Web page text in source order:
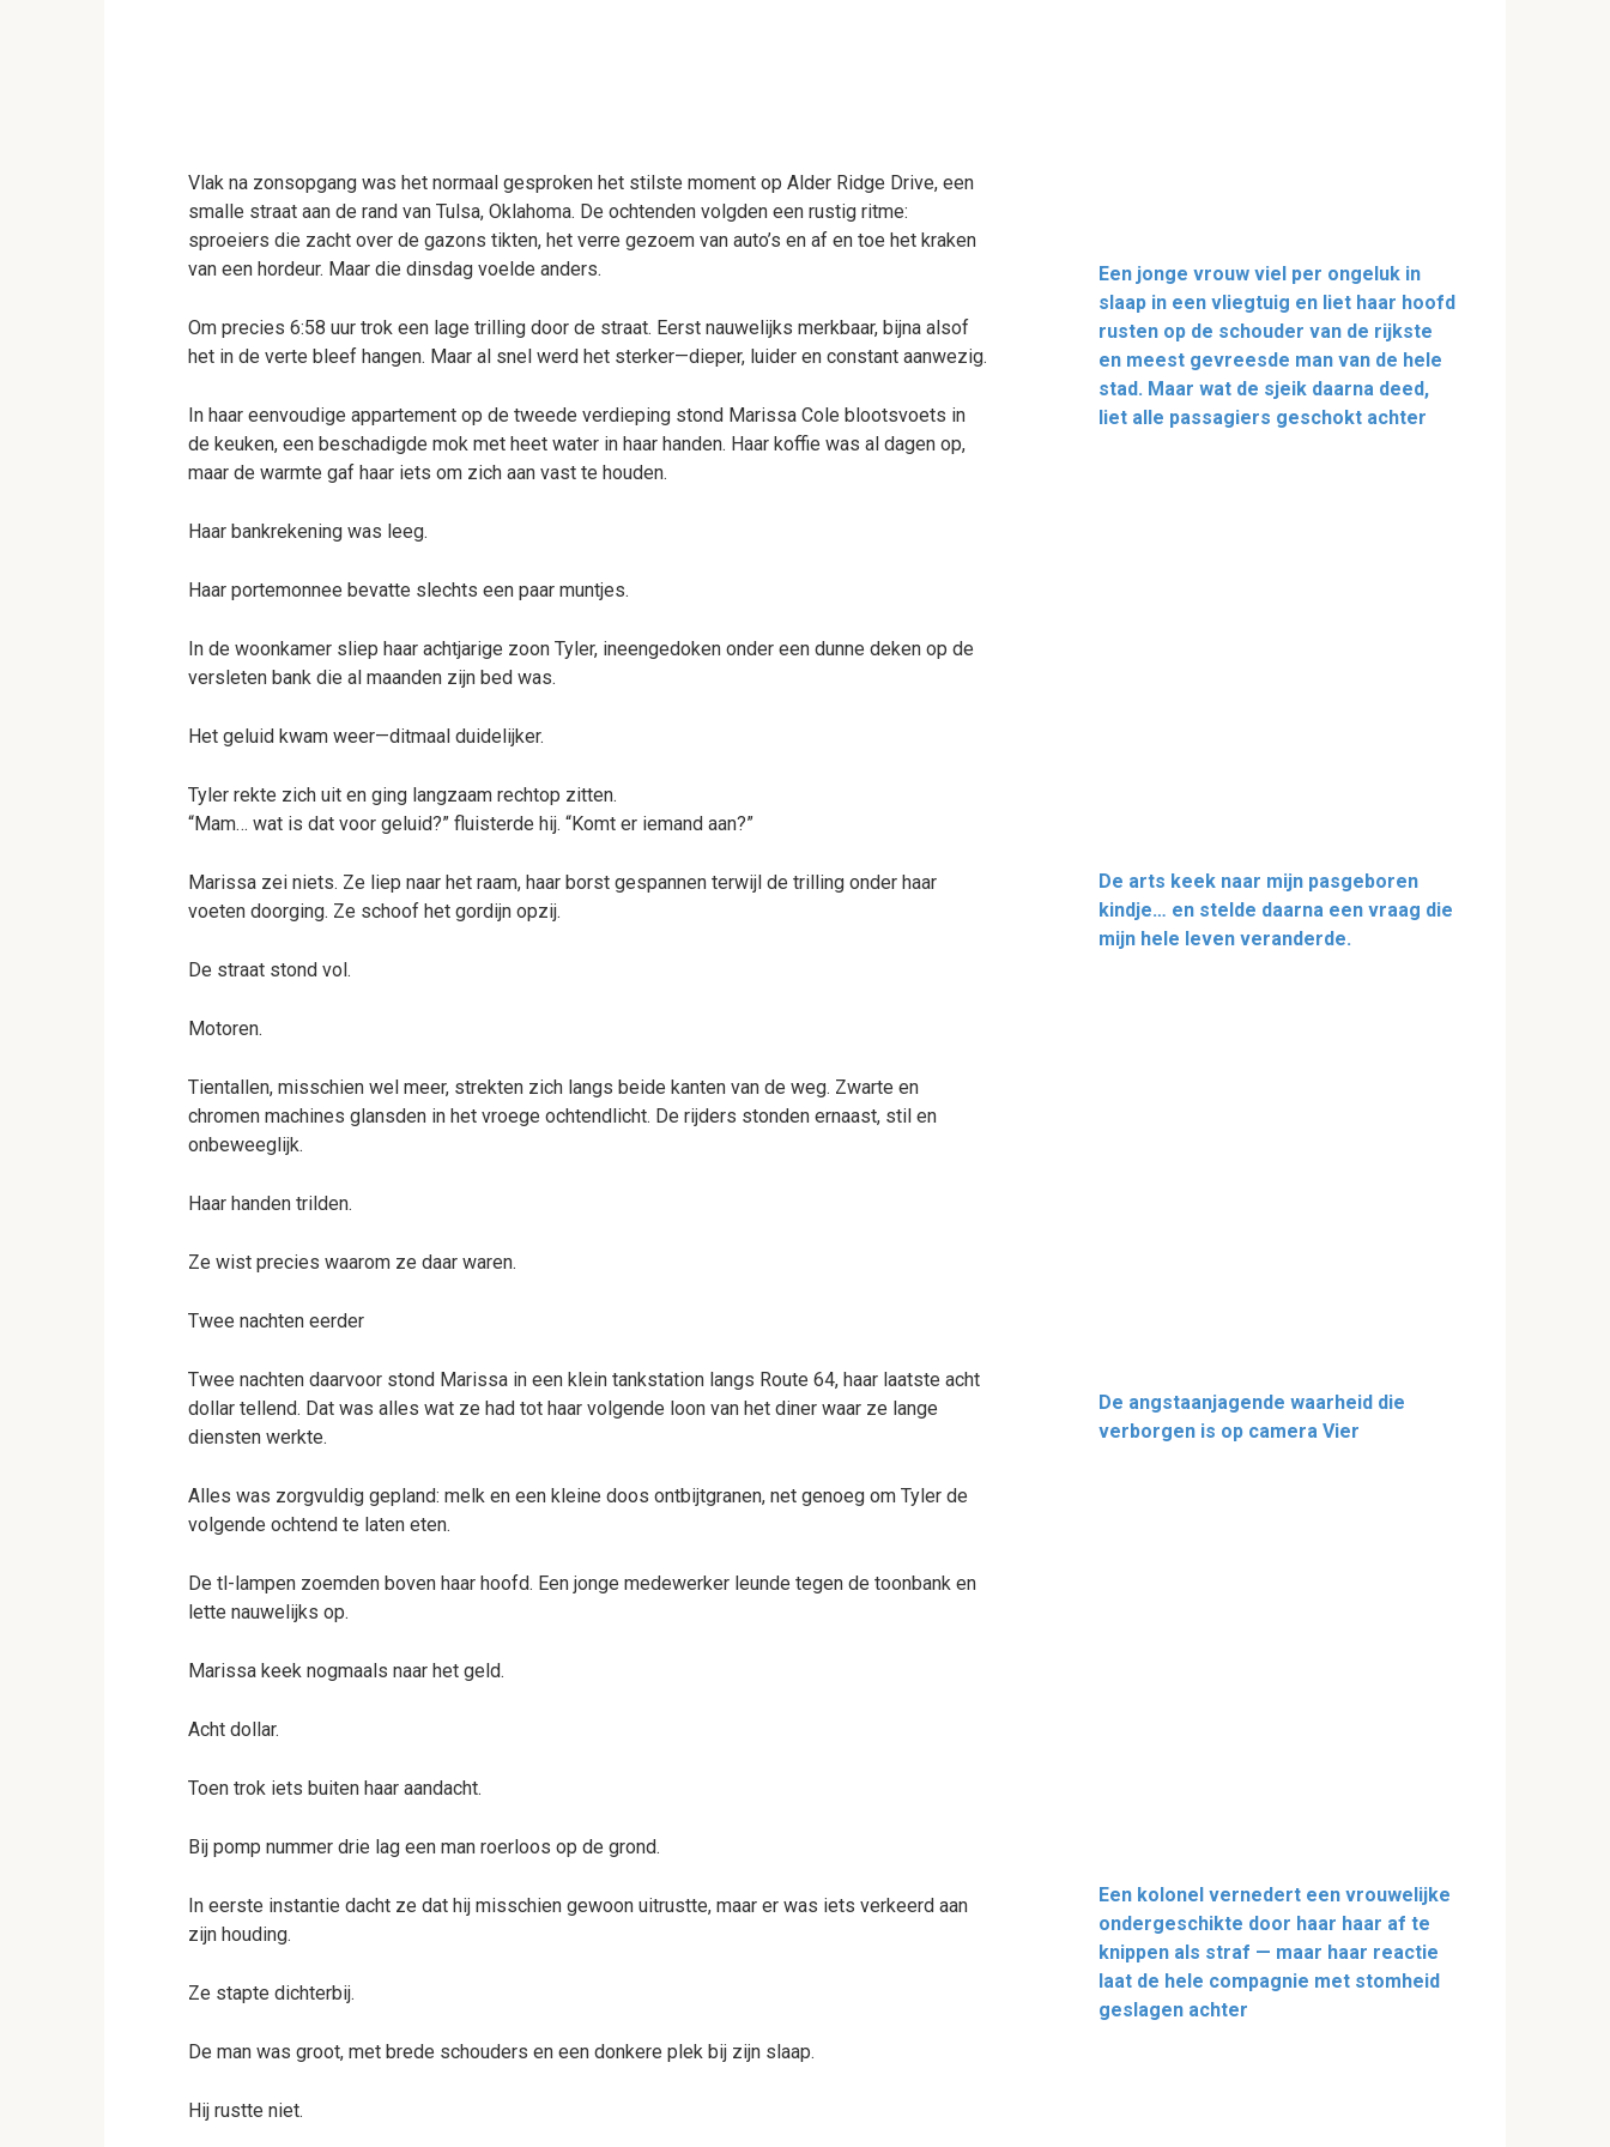
Vlak na zonsopgang was het normaal gesproken het stilste moment op Alder Ridge Drive, een
smalle straat aan de rand van Tulsa, Oklahoma. De ochtenden volgden een rustig ritme:
sproeiers die zacht over de gazons tikten, het verre gezoem van auto’s en af en toe het kraken
van een hordeur. Maar die dinsdag voelde anders.
Om precies 6:58 uur trok een lage trilling door de straat. Eerst nauwelijks merkbaar, bijna alsof
het in de verte bleef hangen. Maar al snel werd het sterker—dieper, luider en constant aanwezig.
In haar eenvoudige appartement op de tweede verdieping stond Marissa Cole blootsvoets in
de keuken, een beschadigde mok met heet water in haar handen. Haar koffie was al dagen op,
maar de warmte gaf haar iets om zich aan vast te houden.
Haar bankrekening was leeg.
Haar portemonnee bevatte slechts een paar muntjes.
In de woonkamer sliep haar achtjarige zoon Tyler, ineengedoken onder een dunne deken op de
versleten bank die al maanden zijn bed was.
Het geluid kwam weer—ditmaal duidelijker.
Tyler rekte zich uit en ging langzaam rechtop zitten.
“Mam… wat is dat voor geluid?” fluisterde hij. “Komt er iemand aan?”
Marissa zei niets. Ze liep naar het raam, haar borst gespannen terwijl de trilling onder haar
voeten doorging. Ze schoof het gordijn opzij.
De straat stond vol.
Motoren.
Tientallen, misschien wel meer, strekten zich langs beide kanten van de weg. Zwarte en
chromen machines glansden in het vroege ochtendlicht. De rijders stonden ernaast, stil en
onbeweeglijk.
Haar handen trilden.
Ze wist precies waarom ze daar waren.
Twee nachten eerder
Twee nachten daarvoor stond Marissa in een klein tankstation langs Route 64, haar laatste acht
dollar tellend. Dat was alles wat ze had tot haar volgende loon van het diner waar ze lange
diensten werkte.
Alles was zorgvuldig gepland: melk en een kleine doos ontbijtgranen, net genoeg om Tyler de
volgende ochtend te laten eten.
De tl-lampen zoemden boven haar hoofd. Een jonge medewerker leunde tegen de toonbank en
lette nauwelijks op.
Marissa keek nogmaals naar het geld.
Acht dollar.
Toen trok iets buiten haar aandacht.
Bij pomp nummer drie lag een man roerloos op de grond.
In eerste instantie dacht ze dat hij misschien gewoon uitrustte, maar er was iets verkeerd aan
zijn houding.
Ze stapte dichterbij.
De man was groot, met brede schouders en een donkere plek bij zijn slaap.
Hij rustte niet.
Een jonge vrouw viel per ongeluk in
slaap in een vliegtuig en liet haar hoofd
rusten op de schouder van de rijkste
en meest gevreesde man van de hele
stad. Maar wat de sjeik daarna deed,
liet alle passagiers geschokt achter
De arts keek naar mijn pasgeboren
kindje… en stelde daarna een vraag die
mijn hele leven veranderde.
De angstaanjagende waarheid die
verborgen is op camera Vier
Een kolonel vernedert een vrouwelijke
ondergeschikte door haar haar af te
knippen als straf — maar haar reactie
laat de hele compagnie met stomheid
geslagen achter